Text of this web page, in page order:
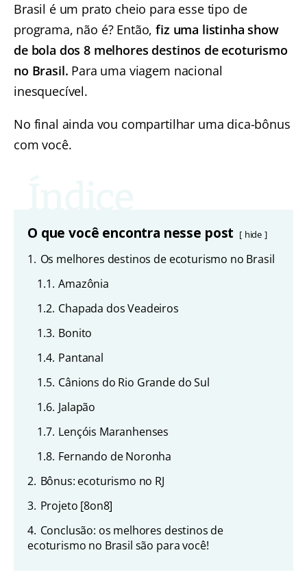
Brasil é um prato cheio para esse tipo de
programa, não é? Então,fiz uma listinha show
de bola dos 8 melhores destinos de ecoturismo
no Brasil. Para uma viagem nacional
inesquecível.
No final ainda vou compartilhar uma dica-bônus
com você.
O que você encontra nesse post hide
1. Os melhores destinos de ecoturismo no Brasil
1.1. Amazônia
1.2. Chapada dos Veadeiros
1.3. Bonito
1.4. Pantanal
1.5. Cânions do Rio Grande do Sul
1.6. Jalapão
1.7. Lençóis Maranhenses
1.8. Fernando de Noronha
2. Bônus: ecoturismo no RJ
3. Projeto [8on8]
4. Conclusão: os melhores destinos de
ecoturismo no Brasil são para você!